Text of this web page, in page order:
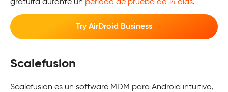
gratuita durante un periodo de prueba de 14 días.
Try AirDroid Business
Scalefusion
Scalefusion es un software MDM para Android intuitivo,